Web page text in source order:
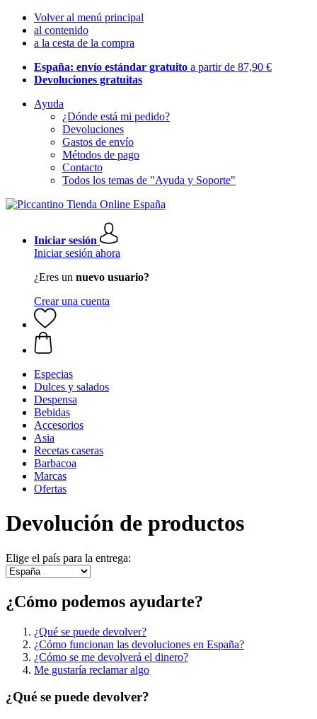
Volver al menú principal
al contenido
a la cesta de la compra
España: envío estándar gratuito a partir de 87,90 €
Devoluciones gratuitas
Ayuda
¿Dónde está mi pedido?
Devoluciones
Gastos de envío
Métodos de pago
Contacto
Todos los temas de "Ayuda y Soporte"
Iniciar sesión
Iniciar sesión ahora
¿Eres un nuevo usuario?
Crear una cuenta
Especias
Dulces y salados
Despensa
Bebidas
Accesorios
Asia
Recetas caseras
Barbacoa
Marcas
Ofertas
Devolución de productos
Elige el país para la entrega:
¿Cómo podemos ayudarte?
¿Qué se puede devolver?
¿Cómo funcionan las devoluciones en España?
¿Cómo se me devolverá el dinero?
Me gustaría reclamar algo
¿Qué se puede devolver?